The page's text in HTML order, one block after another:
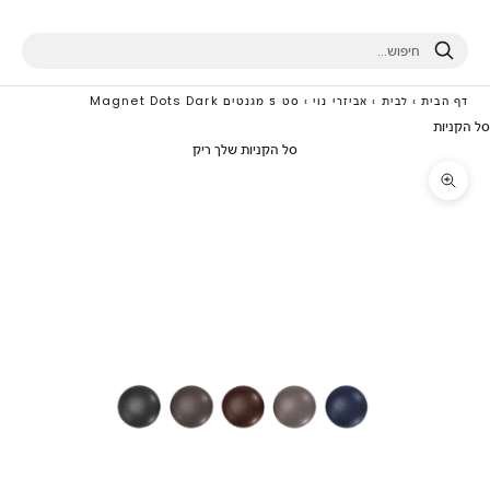
חיפוש
דף הבית › לבית › אביזרי נוי › סט 5 מגנטים Magnet Dots Dark
סל הקניות
סל הקניות שלך ריק
תקריב